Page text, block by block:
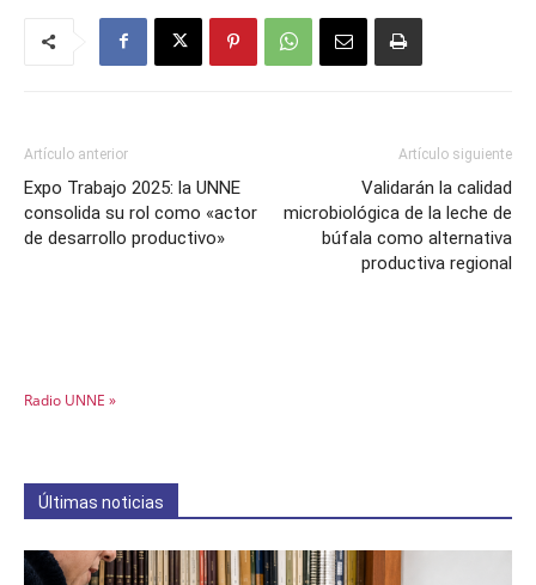
Artículo anterior
Expo Trabajo 2025: la UNNE
consolida su rol como «actor
de desarrollo productivo»
Artículo siguiente
Validarán la calidad
microbiológica de la leche de
búfala como alternativa
productiva regional
Radio UNNE »
Últimas noticias